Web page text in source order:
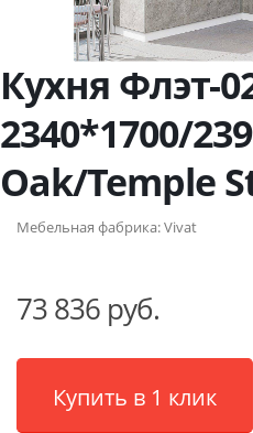
Кухня Флэт-
2340*1700/
Oak/Temple
Мебельная фабрика:Vivat
73 836 руб.
Купить в 1 клик